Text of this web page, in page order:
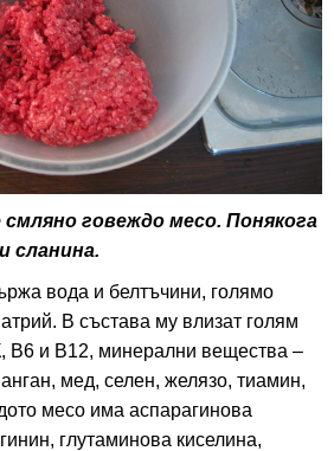
говеждо месо. Понякога
сланина.
вода и белтъчини, голямо
В състава му влизат голям
В6 и В12, минерални вещества –
мед, селен, желязо, тиамин,
месо има аспарагинова
глутаминова киселина,